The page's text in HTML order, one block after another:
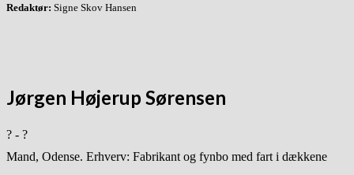
Redaktør: Signe Skov Hansen
Jørgen Højerup Sørensen
? - ?
Mand, Odense. Erhverv: Fabrikant og fynbo med fart i dækkene